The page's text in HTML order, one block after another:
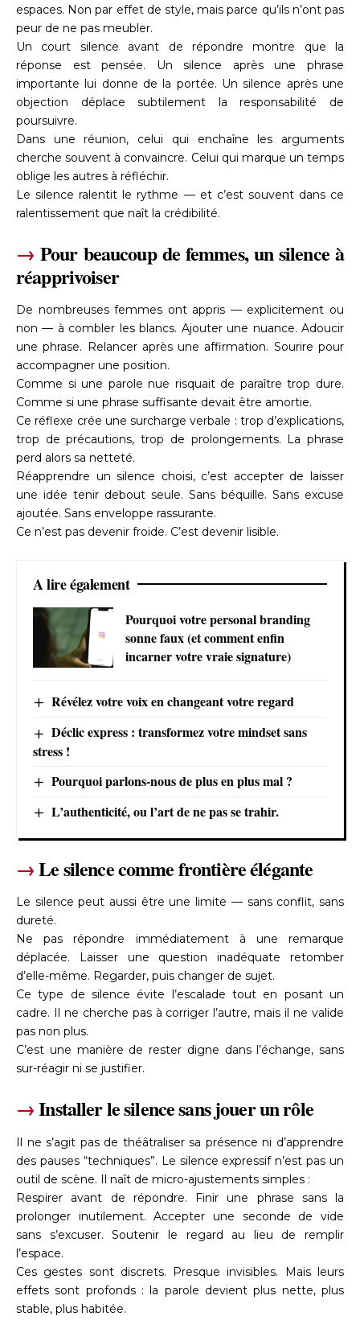
espaces. Non par effet de style, mais parce qu’ils n’ont pas
peur de ne pas meubler.
Un court silence avant de répondre montre que la
réponse est pensée. Un silence après une phrase
importante lui donne de la portée. Un silence après une
objection déplace subtilement la responsabilité de
poursuivre.
Dans une réunion, celui qui enchaîne les arguments
cherche souvent à convaincre. Celui qui marque un temps
oblige les autres à réfléchir.
Le silence ralentit le rythme — et c’est souvent dans ce
ralentissement que naît la crédibilité.
→Pour beaucoup de femmes, un silence à
réapprivoiser
De nombreuses femmes ont appris — explicitement ou
non — à combler les blancs. Ajouter une nuance. Adoucir
une phrase. Relancer après une affirmation. Sourire pour
accompagner une position.
Comme si une parole nue risquait de paraître trop dure.
Comme si une phrase suffisante devait être amortie.
Ce réflexe crée une surcharge verbale : trop d’explications,
trop de précautions, trop de prolongements. La phrase
perd alors sa netteté.
Réapprendre un silence choisi, c’est accepter de laisser
une idée tenir debout seule. Sans béquille. Sans excuse
ajoutée. Sans enveloppe rassurante.
Ce n’est pas devenir froide. C’est devenir lisible.
A lire également
Pourquoi votre personal branding
sonne faux (et comment enfin
incarner votre vraie signature)
Révélez votre voix en changeant votre regard
Déclic express : transformez votre mindset sans
stress !
Pourquoi parlons-nous de plus en plus mal ?
L’authenticité, ou l’art de ne pas se trahir.
→Le silence comme frontière élégante
Le silence peut aussi être une limite — sans conflit, sans
dureté.
Ne pas répondre immédiatement à une remarque
déplacée. Laisser une question inadéquate retomber
d’elle-même. Regarder, puis changer de sujet.
Ce type de silence évite l’escalade tout en posant un
cadre. Il ne cherche pas à corriger l’autre, mais il ne valide
pas non plus.
C’est une manière de rester digne dans l’échange, sans
sur-réagir ni se justifier.
→Installer le silence sans jouer un rôle
Il ne s’agit pas de théâtraliser sa présence ni d’apprendre
des pauses “techniques”. Le silence expressif n’est pas un
outil de scène. Il naît de micro-ajustements simples :
Respirer avant de répondre. Finir une phrase sans la
prolonger inutilement. Accepter une seconde de vide
sans s’excuser. Soutenir le regard au lieu de remplir
l’espace.
Ces gestes sont discrets. Presque invisibles. Mais leurs
effets sont profonds : la parole devient plus nette, plus
stable, plus habitée.